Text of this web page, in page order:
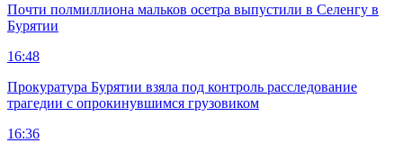
Почти полмиллиона мальков осетра выпустили в Селенгу в
Бурятии
16:48
Прокуратура Бурятии взяла под контроль расследование
трагедии с опрокинувшимся грузовиком
16:36